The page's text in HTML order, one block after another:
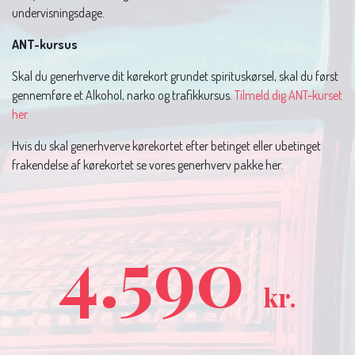
undervisningsdage.
ANT-kursus
Skal du generhverve dit kørekort grundet spirituskørsel, skal du først
gennemføre et Alkohol, narko og trafikkursus. Tilmeld dig ANT-kurset
her.
Hvis du skal generhverve kørekortet efter betinget eller ubetinget
frakendelse af kørekortet se vores generhverv pakke her.
4.590 kr.